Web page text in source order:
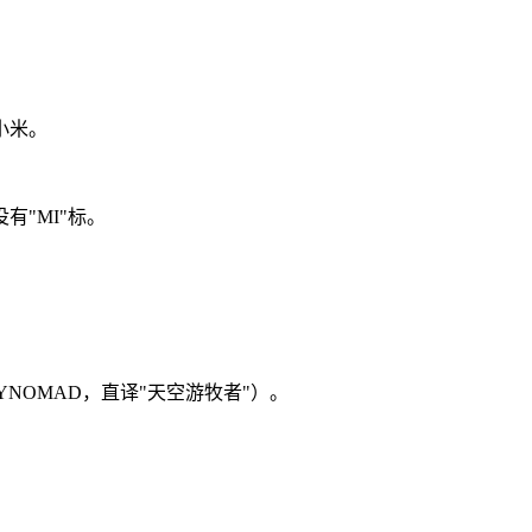
。
"MI"标。
，直译"天空游牧者"）。